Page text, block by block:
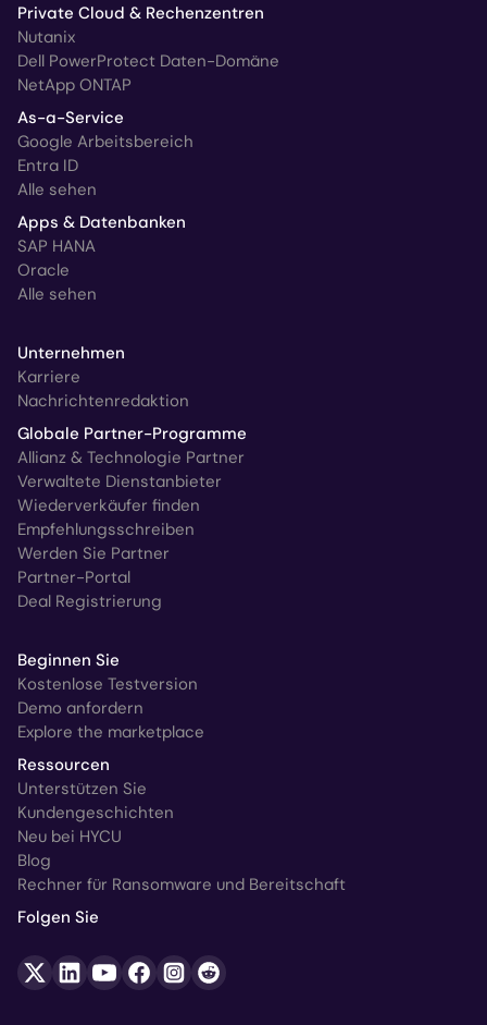
Private Cloud & Rechenzentren
Nutanix
Dell PowerProtect Daten-Domäne
NetApp ONTAP
As-a-Service
Google Arbeitsbereich
Entra ID
Alle sehen
Apps & Datenbanken
SAP HANA
Oracle
Alle sehen
Unternehmen
Karriere
Nachrichtenredaktion
Globale Partner-Programme
Allianz & Technologie Partner
Verwaltete Dienstanbieter
Wiederverkäufer finden
Empfehlungsschreiben
Werden Sie Partner
Partner-Portal
Deal Registrierung
Beginnen Sie
Kostenlose Testversion
Demo anfordern
Explore the marketplace
Ressourcen
Unterstützen Sie
Kundengeschichten
Neu bei HYCU
Blog
Rechner für Ransomware und Bereitschaft
Folgen Sie